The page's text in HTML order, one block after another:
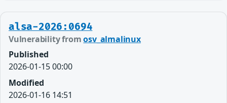
alsa-2026:0694
Vulnerability fromosv_almalinux
Published
2026-01-15 00:00
Modified
2026-01-16 14:51